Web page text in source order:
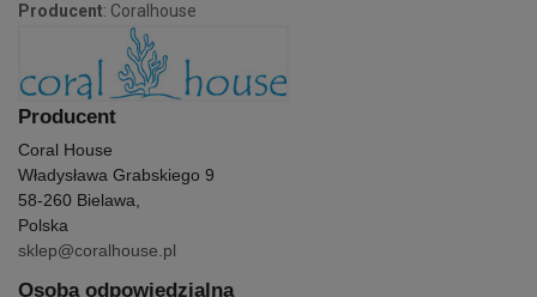
Producent: Coralhouse
Producent
Coral House
Władysława Grabskiego 9
58-260 Bielawa,
Polska
sklep@coralhouse.pl
Osoba odpowiedzialna